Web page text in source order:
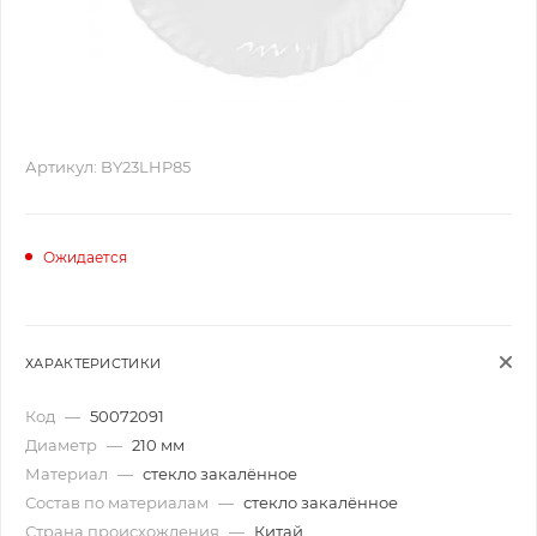
Артикул: BY23LHP85
Ожидается
ХАРАКТЕРИСТИКИ
Код — 50072091
Диаметр — 210 мм
Материал — стекло закалённое
Состав по материалам — стекло закалённое
Страна происхождения — Китай